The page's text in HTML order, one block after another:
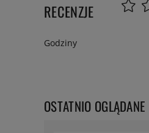
RECENZJE
Godziny
OSTATNIO OGLĄDANE